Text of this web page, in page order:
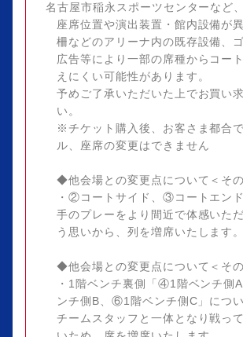
名古屋市稲永スポーツセンターなど、他会場とは
座席位置や演出装置・館内設備が
柵などのアリーナ内の既存設備、
広告等により一部の席種からコー
えにくい可能性があります。
予めご了承いただいた上でお買い
い。
※ チケット購入後、お客さま都合
ル、座席の変更はできません
◆他会場との変更点について＜そ
・②コートサイド、③コートエン
手のプレーをより間近で体感いた
う思いから、列を増席いたします。
◆他会場との変更点について＜そ
・1階ベンチ裏側「④1階ベンチ側
ンチ側B、⑥1階ベンチ側C」につい
チームスタッフと一体となり戦っ